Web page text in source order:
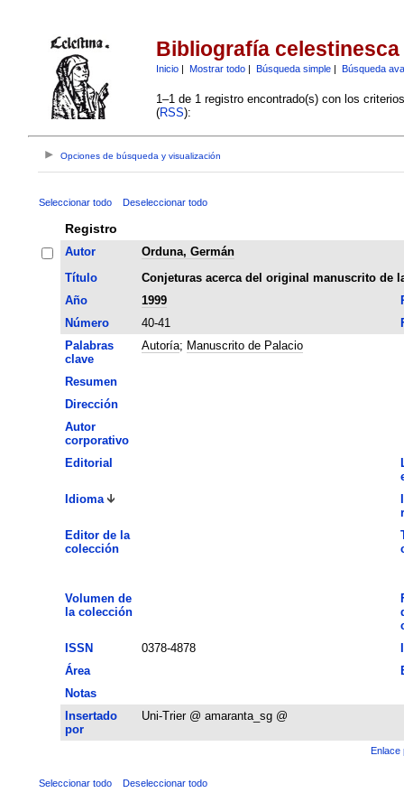
Bibliografía celestinesca
Inicio| Mostrar todo| Búsqueda simple| Búsqueda
1–1 de 1 registro encontrado(s) con los
(RSS):
Opciones de búsqueda y visualización
Seleccionar todo Deseleccionar todo
Registro
Autor
Orduna, Germán
Título
Conjeturas acerca del original manuscrito de
Año
1999
Número
40-41
Palabras
clave
Autoría; Manuscrito de Palacio
Resumen
Dirección
Autor
corporativo
Editorial
Idioma
Editor de la
colección
Volumen de
la colección
ISSN
0378-4878
Área
Notas
Insertado
por
Uni-Trier @ amaranta_sg @
Enlace
Seleccionar todo Deseleccionar todo